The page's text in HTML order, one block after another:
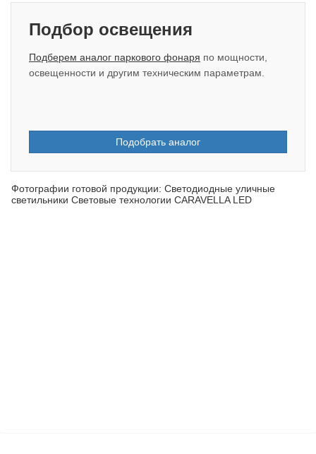
Подбор освещения
Подберем аналог паркового фонаря по мощности,
освещенности и другим техническим параметрам.
Подобрать аналог
Фотографии готовой продукции: Светодиодные уличные
светильники Световые технологии CARAVELLA LED